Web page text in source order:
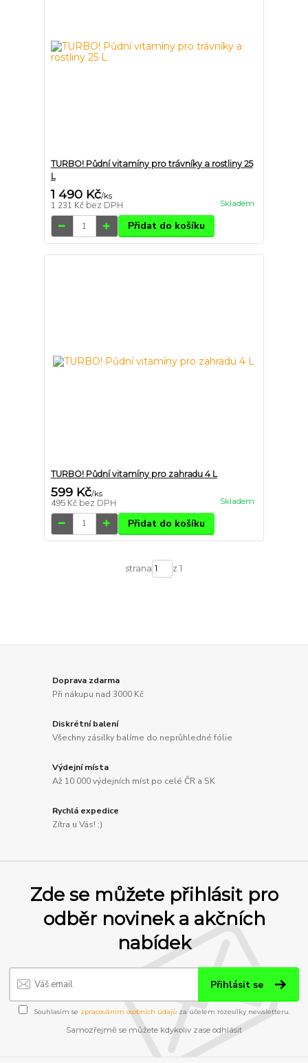
TURBO! Půdní vitamíny pro trávníky a rostliny 25
L
1 490 Kč/ks
1 231 Kč bez DPH Skladem
Přidat do košíku
TURBO! Půdní vitamíny pro zahradu 4 L
599 Kč/ks
495 Kč bez DPH Skladem
Přidat do košíku
strana z 1
Doprava zdarma
Při nákupu nad 3000 Kč
Diskrétní balení
Všechny zásilky balíme do neprůhledné fólie
Výdejní místa
Až 10 000 výdejních míst po celé ČR a SK
Rychlá expedice
Zítra u Vás! ;)
Zde se můžete přihlásit pro
odběr novinek a akčních
nabídek
Přihlásit se
Souhlasím se zpracováním osobních údajůza účelem rozesílky newsletteru.
Samozřejmě se můžete kdykoliv zase odhlásit